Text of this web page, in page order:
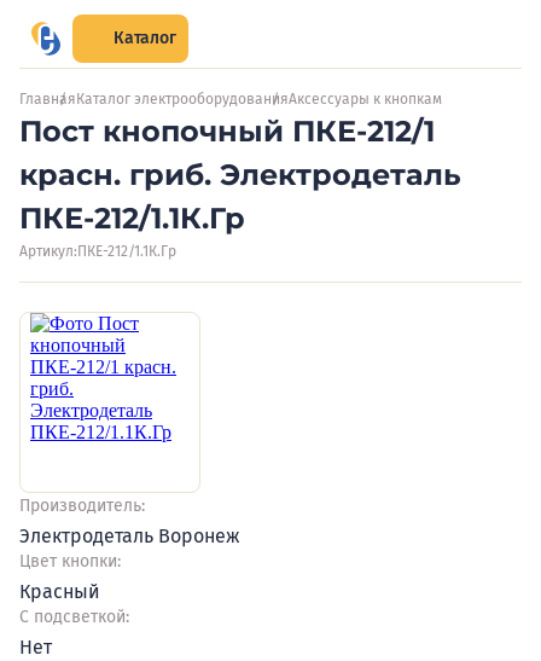
Каталог
Главная Каталог электрооборудованияАксессуары к кнопкам
Пост кнопочный ПКЕ-212/1
красн. гриб. Электродеталь
ПКЕ-212/1.1К.Гр
Артикул: ПКЕ-212/1.1К.Гр
Производитель:
Электродеталь Воронеж
Цвет кнопки:
Красный
С подсветкой:
Нет